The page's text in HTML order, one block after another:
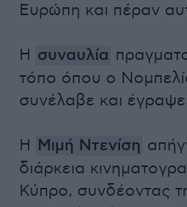
Ευρώπη και πέραν
Η συναυλία
τόπο όπου ο
συνέλαβε και
Η Μιμή Ντενίση
διάρκεια
Κύπρο, συνδέοντας